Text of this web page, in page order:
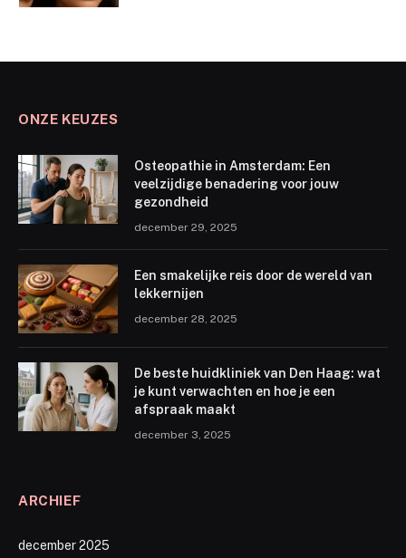
ONZE KEUZES
Osteopathie in Amsterdam: Een
veelzijdige benadering voor jouw
gezondheid
december 29, 2025
Een smakelijke reis door de wereld van
lekkernijen
december 28, 2025
De beste huidkliniek van Den Haag: wat
je kunt verwachten en hoe je een
afspraak maakt
december 3, 2025
ARCHIEF
december 2025